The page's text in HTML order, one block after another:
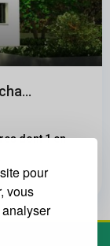
pour
vous
dont 1 en